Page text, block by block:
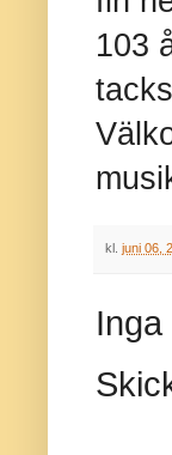
103
kl. juni 06,